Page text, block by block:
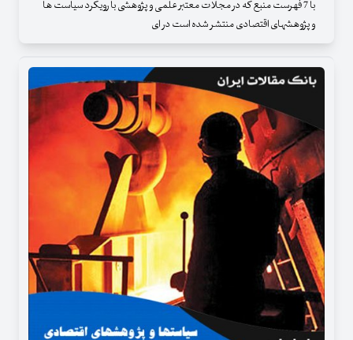
با 7 فهرست منبع که در مجلات معتبر علمی و پژوهشی با رویکرد سیاست ها
و پژوهشهای اقتصادی منتشر شده است در ای